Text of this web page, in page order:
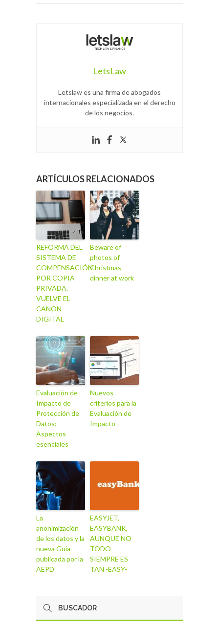
LetsLaw
Letslaw es una firma de abogados
internacionales especializada en el derecho
de los negocios.
ARTÍCULOS RELACIONADOS
REFORMA DEL
SISTEMA DE
COMPENSACIÓN
POR COPIA
PRIVADA.
VUELVE EL
CANON
DIGITAL
Beware of
photos of
Christmas
dinner at work
Evaluación de
Impacto de
Protección de
Datos:
Aspectos
esenciales
Nuevos
criterios para la
Evaluación de
Impacto
La
anonimización
de los datos y la
nueva Guía
publicada por la
AEPD
EASYJET,
EASYBANK,
AUNQUE NO
TODO
SIEMPRE ES
TAN -EASY-